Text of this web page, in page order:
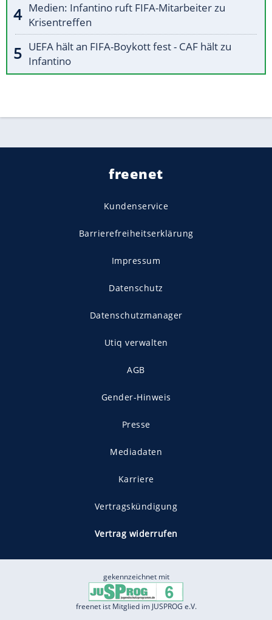
Medien: Infantino ruft FIFA-Mitarbeiter zu
Krisentreffen
UEFA hält an FIFA-Boykott fest - CAF hält zu
Infantino
freenet
Kundenservice
Barrierefreiheitserklärung
Impressum
Datenschutz
Datenschutzmanager
Utiq verwalten
AGB
Gender-Hinweis
Presse
Mediadaten
Karriere
Vertragskündigung
Vertrag widerrufen
gekennzeichnet mit
freenet ist Mitglied im JUSPROG e.V.